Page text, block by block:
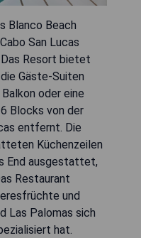
Blanco Beach
San Lucas
Resort bietet
Gäste-Suiten
oder eine
Blocks von der
entfernt. Die
Küchenzeilen
End ausgestattet,
Restaurant
und
Las Palomas sich
hat.